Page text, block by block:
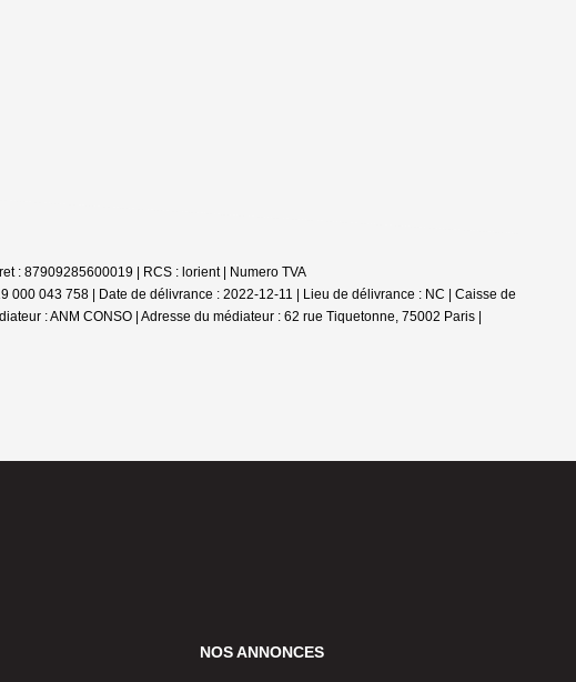
: 87909285600019 | RCS : lorient | Numero TVA
000 043 758 | Date de délivrance : 2022-12-11 | Lieu de délivrance : NC | Caisse de
: ANM CONSO | Adresse du médiateur : 62 rue Tiquetonne, 75002 Paris |
NOS ANNONCES